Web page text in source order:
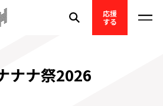
応援
する
ナナ祭2026